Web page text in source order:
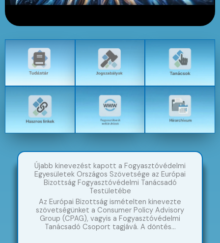
Újabb kinevezést kapott a Fogyasztóvédelmi
Egyesületek Országos Szövetsége az Európai
Bizottság Fogyasztóvédelmi Tanácsadó
Testületébe
Az Európai Bizottság ismételten kinevezte
szövetségünket a Consumer Policy Advisory
Group (CPAG), vagyis a Fogyasztóvédelmi
Tanácsadó Csoport tagjává. A döntés…